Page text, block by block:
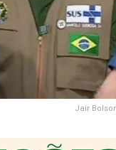
Jair